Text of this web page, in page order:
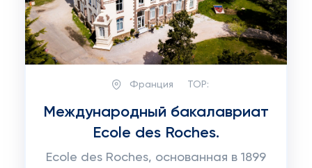
Франция TOP:
Международный бакалавриат
Ecole des Roches.
Ecole des Roches, основанная в 1899